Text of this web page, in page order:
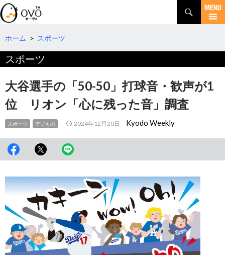
検
索
コ
テ
へ
動
ホーム > スポーツ
スポーツ
大谷選手の「50-50」打球音・歓声が1
位 リオン「心に残った音」調査
スポーツ デジもの 2024年12月20日 Kyodo Weekly